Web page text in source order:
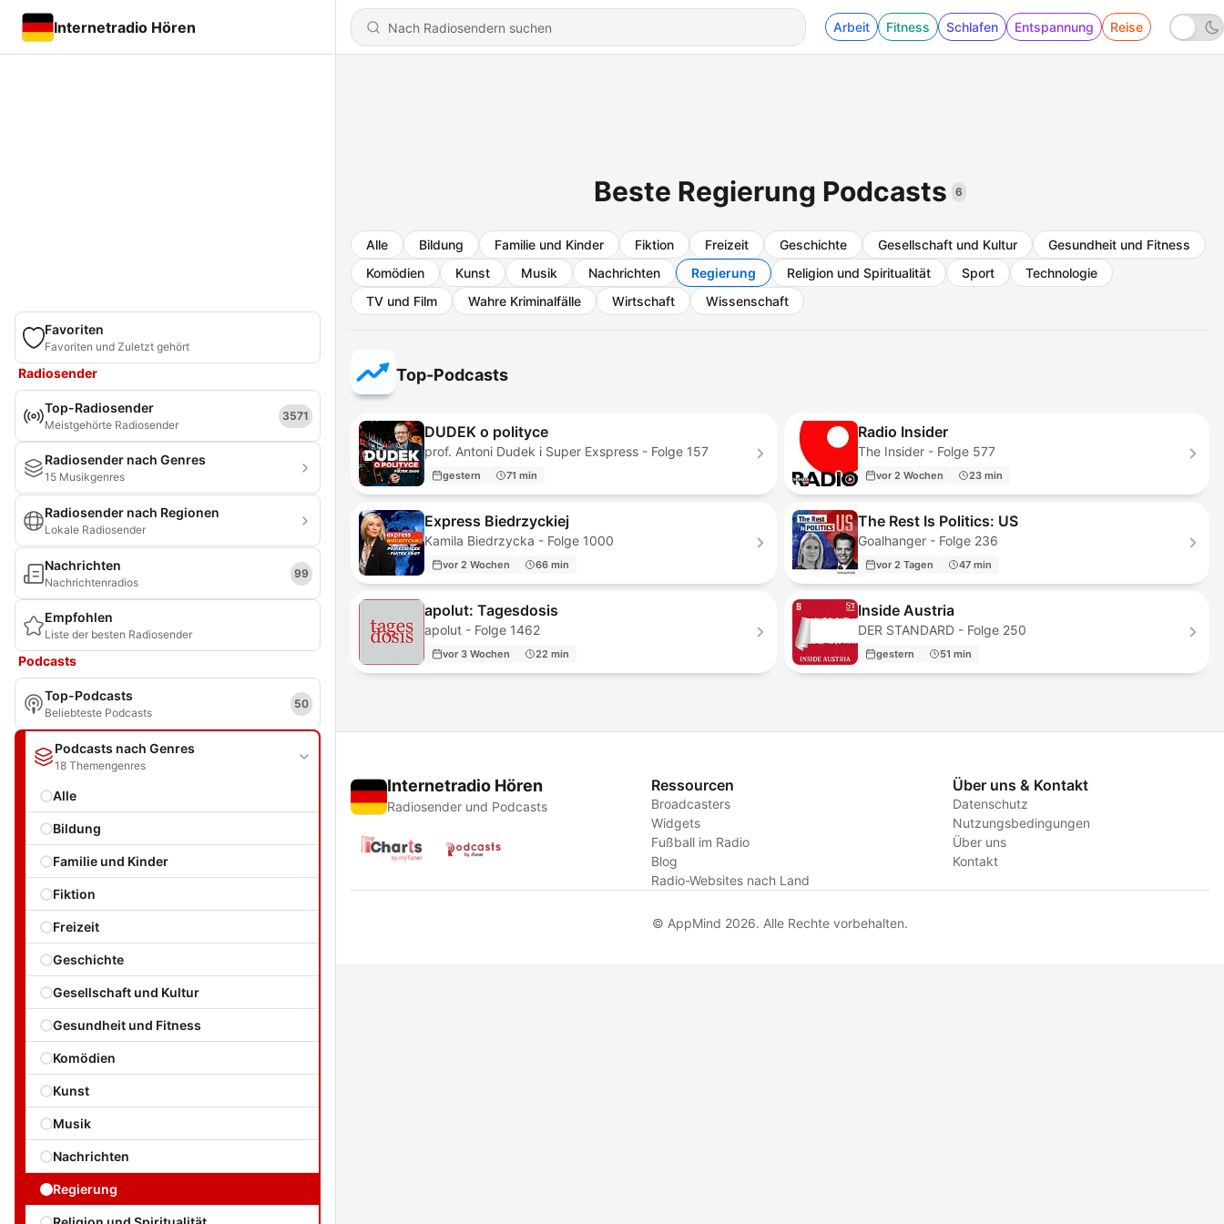
Internetradio Hören Arbeit Fitness Schlafen Entspannung Reise
Favoriten
Favoriten und Zuletzt gehört
Radiosender
Top-Radiosender
Meistgehörte Radiosender
3571
Radiosender nach Genres
15 Musikgenres
Radiosender nach Regionen
Lokale Radiosender
Nachrichten
Nachrichtenradios
99
Empfohlen
Liste der besten Radiosender
Podcasts
Top-Podcasts
Beliebteste Podcasts
50
Podcasts nach Genres
18 Themengenres
Alle
Bildung
Familie und Kinder
Fiktion
Freizeit
Geschichte
Gesellschaft und Kultur
Gesundheit und Fitness
Komödien
Kunst
Musik
Nachrichten
Regierung
Beste Regierung Podcasts 6
Alle Bildung Familie und Kinder Fiktion Freizeit Geschichte Gesellschaft und Kultur
Gesundheit und Fitness
Komödien
Kunst Musik Nachrichten Regierung Religion und Spiritualität Sport
Technologie
TV und Film
Wahre Kriminalfälle Wirtschaft Wissenschaft
Top-Podcasts
DUDEK o polityce
prof. Antoni Dudek i Super Exspress - Folge 157
gestern 71 min
Radio Insider
The Insider - Folge 577
vor 2 Wochen 23 min
Express Biedrzyckiej
Kamila Biedrzycka - Folge 1000
vor 2 Wochen 66 min
The Rest Is Politics: US
Goalhanger - Folge 236
vor 2 Tagen 47 min
apolut: Tagesdosis
apolut - Folge 1462
vor 3 Wochen 22 min
Inside Austria
DER STANDARD - Folge 250
gestern 51 min
Internetradio Hören
Radiosender und Podcasts
Ressourcen
Broadcasters
Widgets
Fußball im Radio
Blog
Radio-Websites nach Land
Über uns & Kontakt
Datenschutz
Nutzungsbedingungen
Über uns
Kontakt
© AppMind 2026. Alle Rechte vorbehalten.